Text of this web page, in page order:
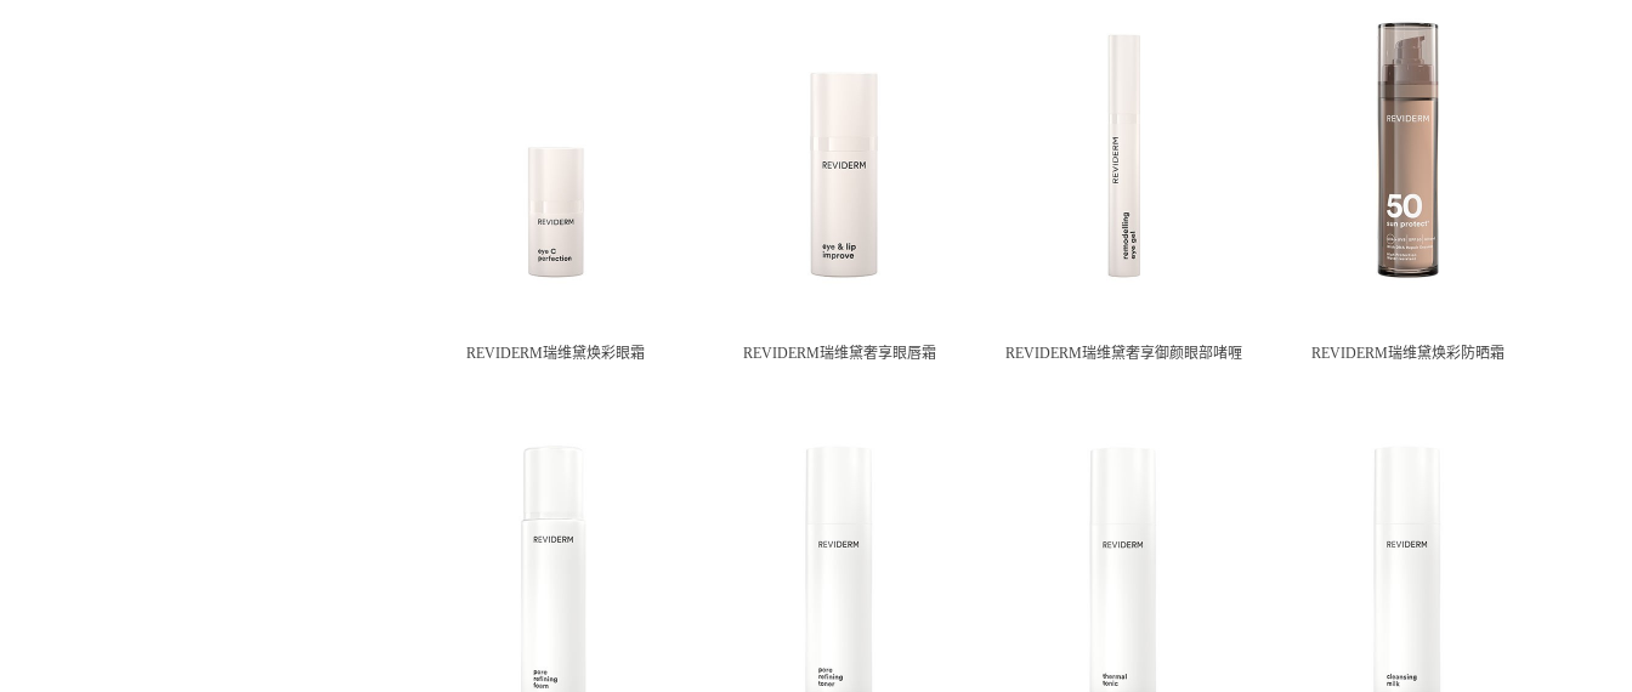
REVIDERM瑞维黛焕彩眼霜 REVIDERM瑞维黛奢享眼唇霜 REVIDERM瑞维黛奢享御颜眼部啫喱 REVIDERM瑞维黛焕彩防晒霜